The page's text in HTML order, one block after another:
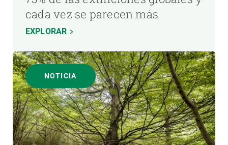
cada vez se parecen más
EXPLORAR
NOTICIA